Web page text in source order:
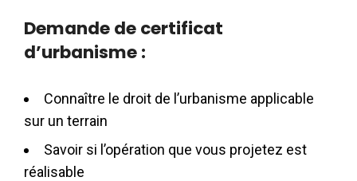
Demande de certificat
d’urbanisme :
Connaître le droit de l’urbanisme applicable
sur un terrain
Savoir si l’opération que vous projetez est
réalisable